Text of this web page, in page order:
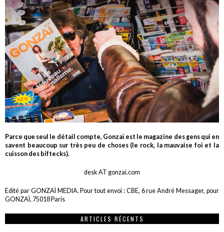
Parce que seul le détail compte, Gonzaï est le magazine des gens qui en
savent beaucoup sur très peu de choses (le rock, la mauvaise foi et la
cuisson des biftecks).
desk AT gonzai.com
Edité par GONZAÏ MEDIA. Pour tout envoi : CBE, 6 rue André Messager, pour
GONZAÏ, 75018 Paris
ARTICLES RÉCENTS